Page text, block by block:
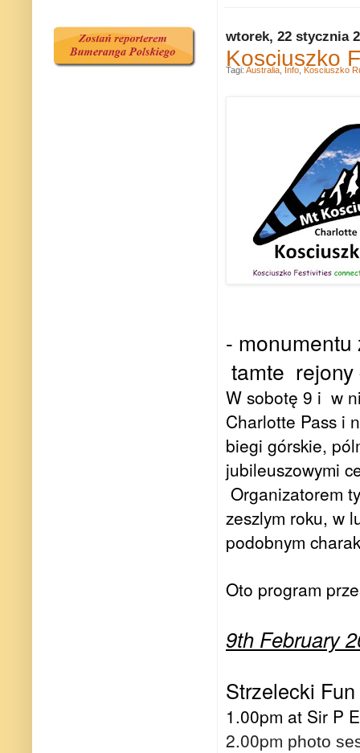
wtorek, 22 stycznia
Kosciuszko
-
tamte rejony
W sobotę 9 i w
Charlotte Pass i
biegi górskie,
jubileuszowymi
Organizatorem
zeszlym roku, w
podobnym
Oto program
9th February
Strzelecki
1.00pm at Sir P
2.00pm photo
Tagi: Australia Info Kosciuszko